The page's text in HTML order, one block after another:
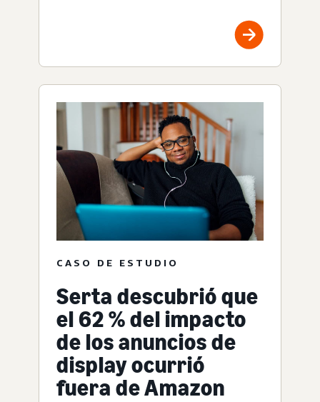
CASO DE ESTUDIO
Serta descubrió que
el 62 % del impacto
de los anuncios de
display ocurrió
fuera de Amazon